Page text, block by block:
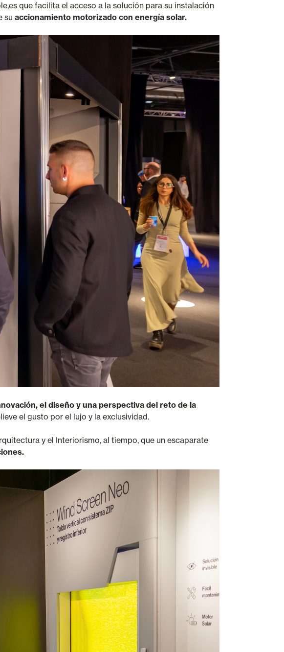
que facilita el acceso a la solución para su instalación
su accionamiento motorizado con energía solar.
el diseño y una perspectiva del reto de la
el gusto por el lujo y la exclusividad.
y el Interiorismo, al tiempo, que un escaparate